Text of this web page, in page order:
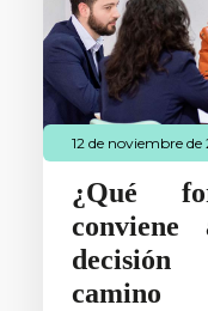
12 de noviembre de
¿Qué
camino